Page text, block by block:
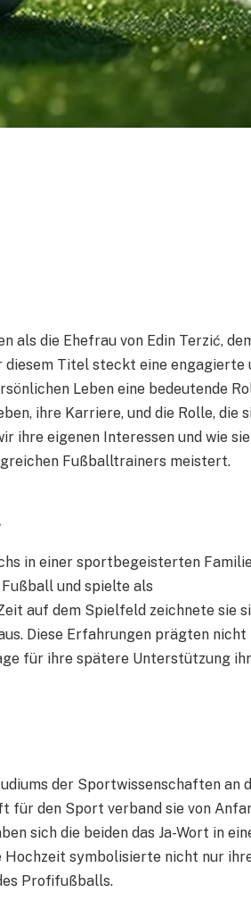
als die Ehefrau von Edin Terzić,
diesem Titel steckt eine engagierte
Leben eine bedeutende
ihre Karriere, und die Rolle, die
ihre eigenen Interessen und wie
Fußballtrainers meistert.
in einer sportbegeisterten
und spielte als
auf dem Spielfeld zeichnete sie
Diese Erfahrungen prägten nicht
für ihre spätere Unterstützung
der Sportwissenschaften an
für den Sport verband sie von
sich die beiden das Ja-Wort in
Hochzeit symbolisierte nicht nur
Profifußballs.